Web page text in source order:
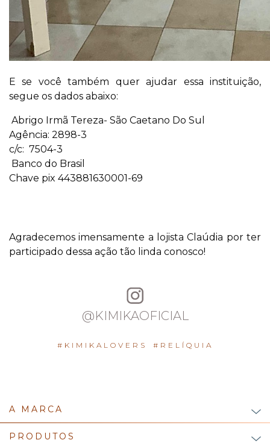
E se você também quer ajudar essa instituição,
segue os dados abaixo:
Abrigo Irmã Tereza- São Caetano Do Sul
Agência: 2898-3
c/c: 7504-3
Banco do Brasil
Chave pix 443881630001-69
Agradecemos imensamente a lojista Claúdia por ter
participado dessa ação tão linda conosco!
@KIMIKAOFICIAL
#KIMIKALOVERS #RELÍQUIA
A MARCA
PRODUTOS